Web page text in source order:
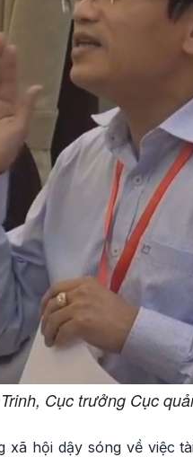
Cục trưởng Cục
hội dậy sóng về việc